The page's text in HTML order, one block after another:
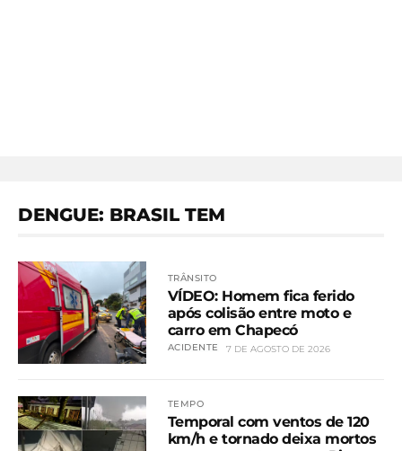
DENGUE: BRASIL TEM
TRÂNSITO
VÍDEO: Homem fica ferido
após colisão entre moto e
carro em Chapecó
ACIDENTE 7 DE AGOSTO DE 2026
TEMPO
Temporal com ventos de 120
km/h e tornado deixa mortos